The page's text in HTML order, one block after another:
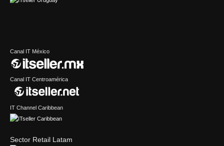
Canal IT México
Canal IT Centroamérica
IT Channel Caribbean
Sector Retail Latam